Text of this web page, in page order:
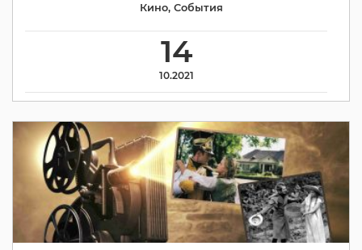
14
10.2021
Кино, События